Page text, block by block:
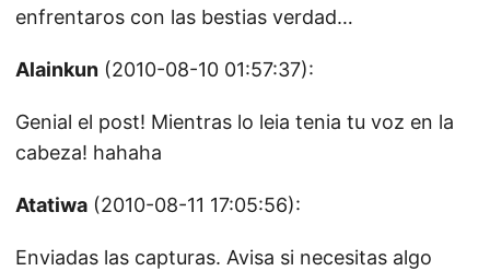
enfrentaros con las bestias verdad…
Alainkun (2010-08-10 01:57:37):
Genial el post! Mientras lo leia tenia tu voz en la
cabeza! hahaha
Atatiwa (2010-08-11 17:05:56):
Enviadas las capturas. Avisa si necesitas algo